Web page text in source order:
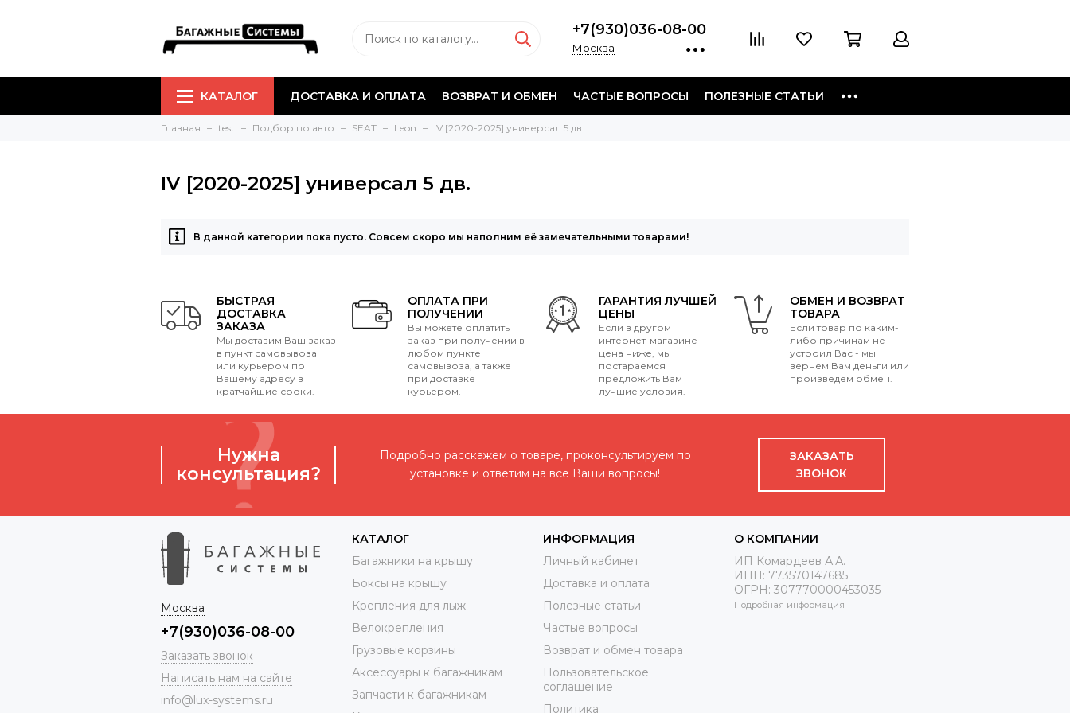
+7(930)036-08-00
Москва
КАТАЛОГ ДОСТАВКА И ОПЛАТА ВОЗВРАТ И ОБМЕН ЧАСТЫЕ ВОПРОСЫ ПОЛЕЗНЫЕ СТАТЬИ
Главная test Подбор по авто SEAT Leon IV [2020-2025] универсал 5 дв.
IV [2020-2025] универсал 5 дв.
В данной категории пока пусто. Совсем скоро мы наполним её замечательными товарами!
БЫСТРАЯ
ДОСТАВКА
ЗАКАЗА
Мы доставим Ваш заказ
в пункт самовывоза
или курьером по
Вашему адресу в
кратчайшие сроки.
ОПЛАТА ПРИ
ПОЛУЧЕНИИ
Вы можете оплатить
заказ при получении в
любом пункте
самовывоза, а также
при доставке
курьером.
ГАРАНТИЯ ЛУЧШЕЙ
ЦЕНЫ
Если в другом
интернет-магазине
цена ниже, мы
постараемся
предложить Вам
лучшие условия.
ОБМЕН И ВОЗВРАТ
ТОВАРА
Если товар по каким-
либо причинам не
устроил Вас - мы
вернем Вам деньги или
произведем обмен.
Нужна
консультация?
Подробно расскажем о товаре, проконсультируем по
установке и ответим на все Ваши вопросы!
ЗАКАЗАТЬ
ЗВОНОК
Москва
+7(930)036-08-00
Заказать звонок
Написать нам на сайте
info@lux-systems.ru
КАТАЛОГ
Багажники на крышу
Боксы на крышу
Крепления для лыж
Велокрепления
Грузовые корзины
Аксессуары к багажникам
Запчасти к багажникам
ИНФОРМАЦИЯ
Личный кабинет
Доставка и оплата
Полезные статьи
Частые вопросы
Возврат и обмен товара
Пользовательское
соглашение
Политика
О КОМПАНИИ
ИП Комардеев А.А.
ИНН: 773570147685
ОГРН: 307770000453035
Подробная информация